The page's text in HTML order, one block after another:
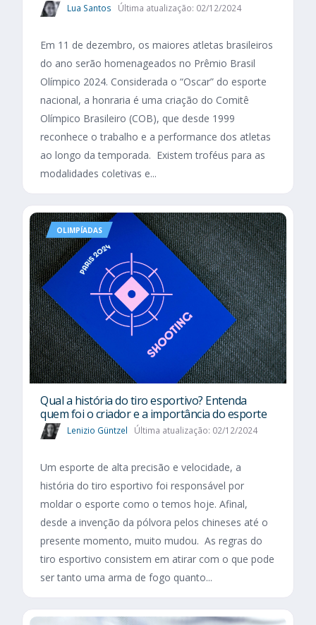
Lua Santos Última atualização: 02/12/2024
Em 11 de dezembro, os maiores atletas brasileiros
do ano serão homenageados no Prêmio Brasil
Olímpico 2024. Considerada o “Oscar” do esporte
nacional, a honraria é uma criação do Comitê
Olímpico Brasileiro (COB), que desde 1999
reconhece o trabalho e a performance dos atletas
ao longo da temporada. Existem troféus para as
modalidades coletivas e...
OLIMPÍADAS
Qual a história do tiro esportivo? Entenda
quem foi o criador e a importância do esporte
Lenizio Güntzel Última atualização: 02/12/2024
Um esporte de alta precisão e velocidade, a
história do tiro esportivo foi responsável por
moldar o esporte como o temos hoje. Afinal,
desde a invenção da pólvora pelos chineses até o
presente momento, muito mudou. As regras do
tiro esportivo consistem em atirar com o que pode
ser tanto uma arma de fogo quanto...